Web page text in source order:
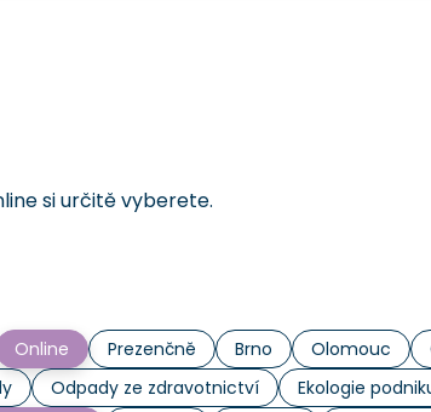
si určitě vyberete.
Online Prezenčně Brno Olomouc
Odpady ze zdravotnictví Ekologie